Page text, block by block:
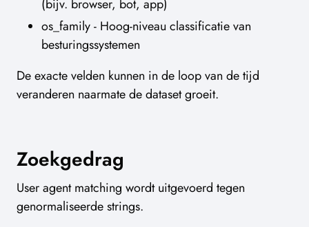
(bijv. browser, bot, app)
os_family - Hoog-niveau classificatie van
besturingssystemen
De exacte velden kunnen in de loop van de tijd
veranderen naarmate de dataset groeit.
Zoekgedrag
User agent matching wordt uitgevoerd tegen
genormaliseerde strings.